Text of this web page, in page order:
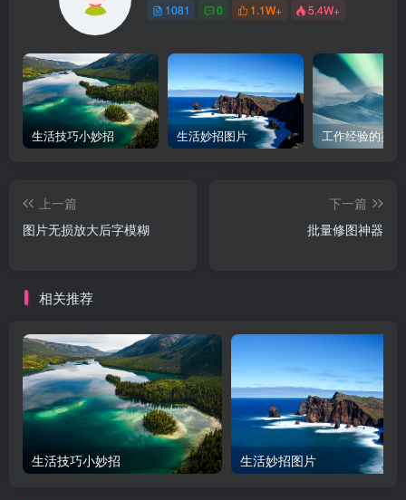
1081 0 1.1W+ 5.4W+
生活技巧小妙招 生活妙招图片 工作经验的英
上一篇
图片无损放大后字模糊
下一篇
批量修图神器
相关推荐
生活技巧小妙招 生活妙招图片